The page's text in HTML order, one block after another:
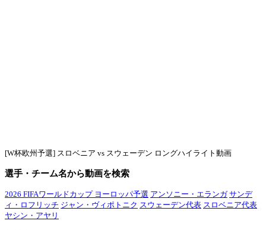
[W杯欧州予選] スロベニア vs スウェーデン ロングハイライト動画
選手・チーム名から動画を検索
2026 FIFAワールドカップ ヨーロッパ予選 アンソニー・エランガ サンデ
ィ・ロフリッチ ジャン・ヴィポトニク スウェーデン代表 スロベニア代表
ヤシン・アヤリ